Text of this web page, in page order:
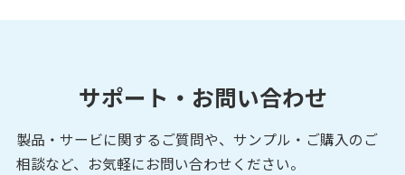
サポート・お問い合わせ
製品・サービに関するご質問や、サンプル・ご購入の ご
相談など、お気軽にお問い合わせください。